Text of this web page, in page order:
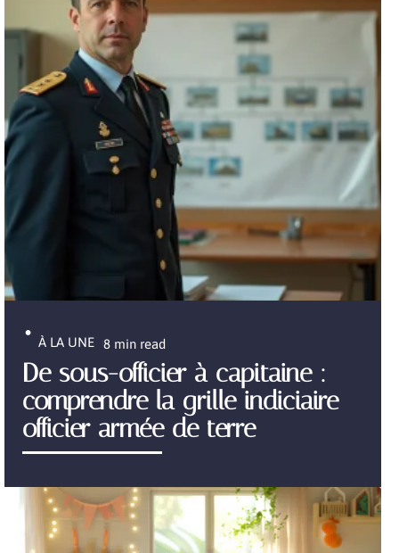
À LA UNE 8 min read
De sous-officier à capitaine :
comprendre la grille indiciaire
officier armée de terre